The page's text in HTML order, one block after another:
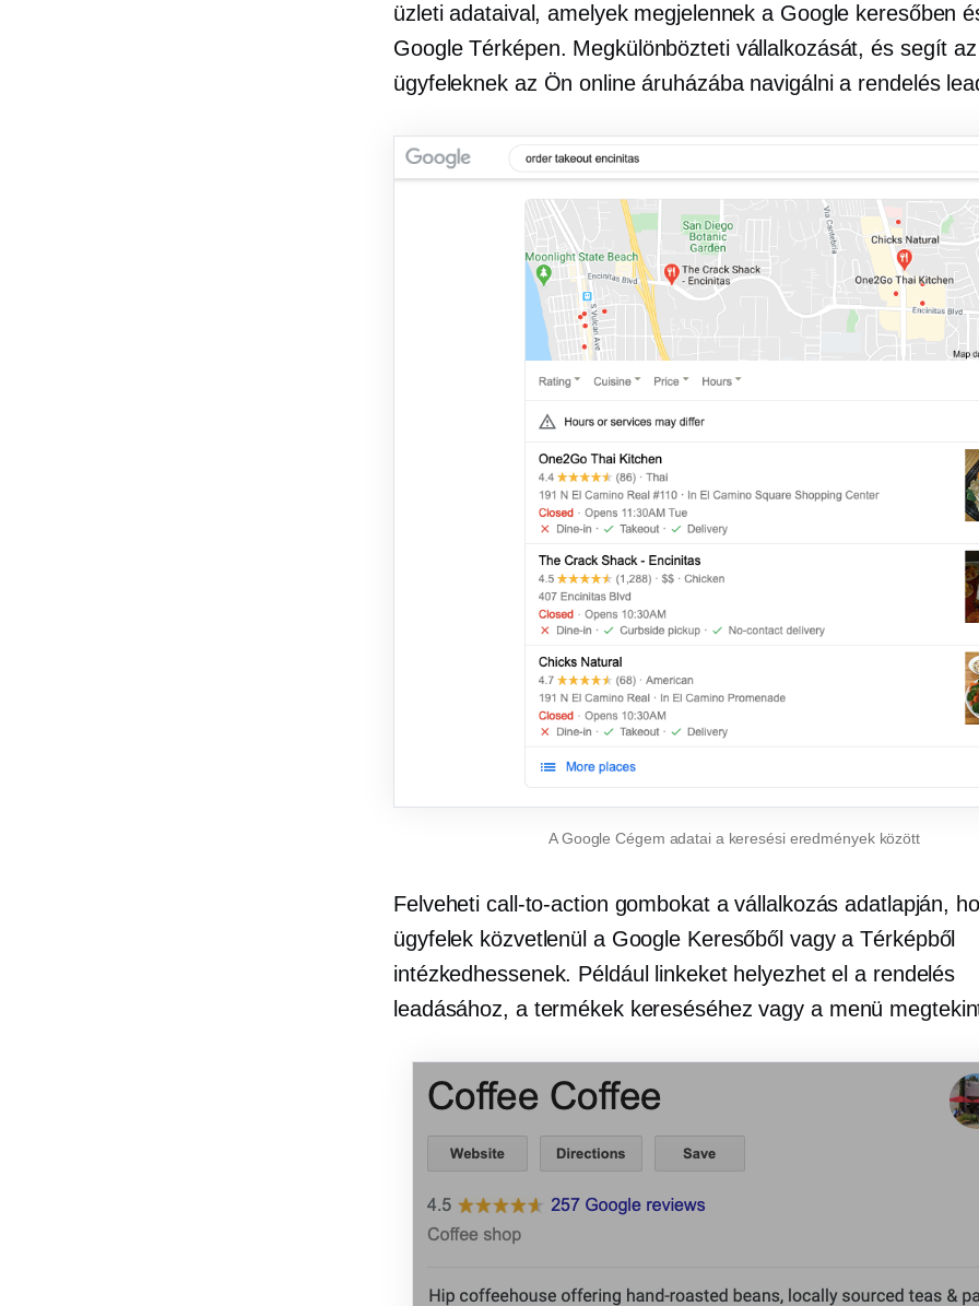
üzleti adataival, amelyek megjelennek a Google keresőben
Google Térképen. Megkülönbözteti vállalkozását, és segít az
ügyfeleknek az Ön online áruházába navigálni a rendelés
A Google Cégem adatai a keresési eredmények között
Felveheticall-to-action gombokat a vállalkozás adatlapján,
ügyfelek közvetlenül a Google Keresőből vagy a Térképből
intézkedhessenek. Például linkeket helyezhet el a rendelés
leadásához, a termékek kereséséhez vagy a menü